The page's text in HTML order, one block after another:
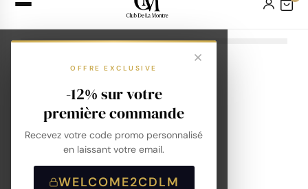
OFFRE EXCLUSIVE
-12% sur votre
première commande
Recevez votre code promo personnalisé
en laissant votre email.
WELCOME2CDLM